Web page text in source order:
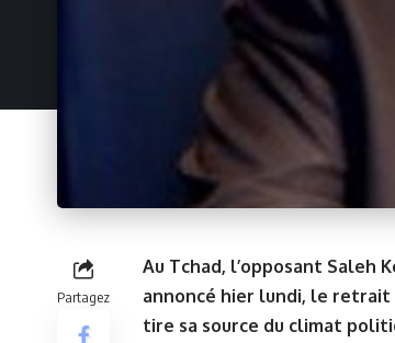
Partagez
Au Tchad, l’opposant Saleh
annoncé hier lundi, le retrait
tire sa source du climat